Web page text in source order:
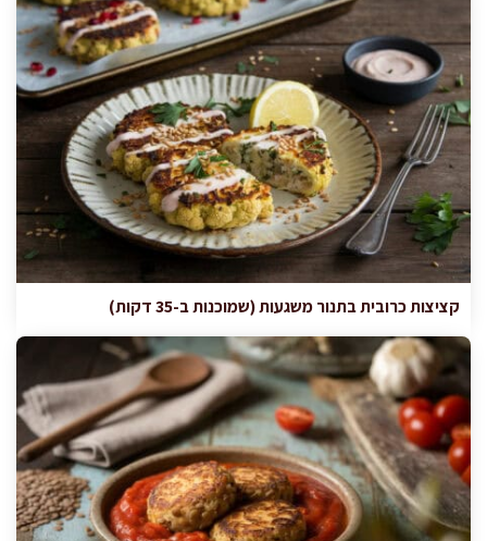
קציצות כרובית בתנור משגעות (שמוכנות ב-35 דקות)